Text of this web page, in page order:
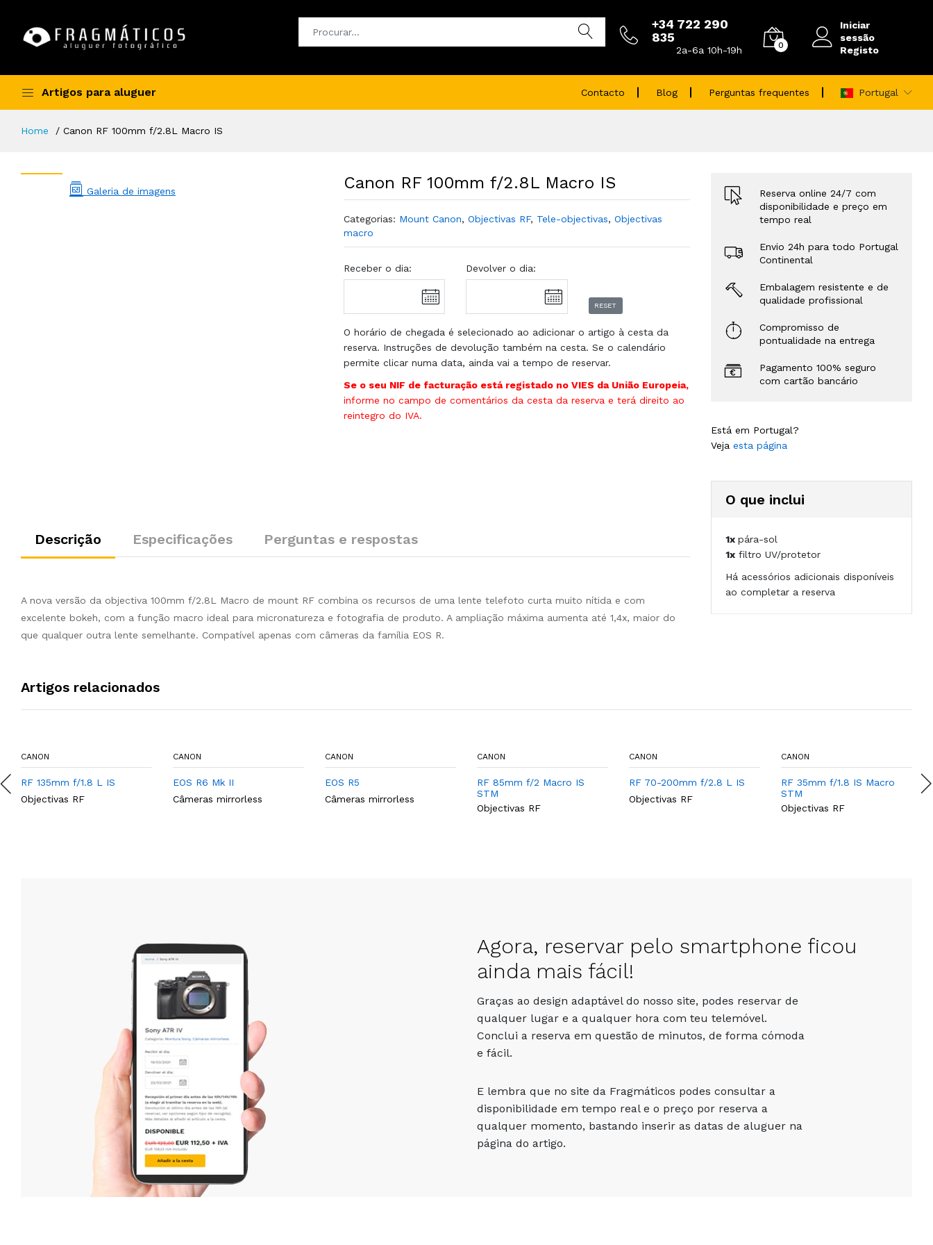
+34 722 290
835
2a-6a 10h-19h 0
Iniciar
sessão
Registo
Artigos para aluguer Contacto Blog Perguntas frequentes Portugal
Home Canon RF 100mm f/2.8L Macro IS
Galeria de imagens Canon RF 100mm f/2.8L Macro IS
Categorias: Mount Canon, Objectivas RF, Tele-objectivas, Objectivas
macro
Receber o dia: Devolver o dia:
RESET
O horário de chegada é selecionado ao adicionar o artigo à cesta da
reserva. Instruções de devolução também na cesta. Se o calendário
permite clicar numa data, ainda vai a tempo de reservar.
Se o seu NIF de facturação está registado no VIES da União Europeia,
informe no campo de comentários da cesta da reserva e terá direito ao
reintegro do IVA.
Descrição Especificações Perguntas e respostas
A nova versão da objectiva 100mm f/2.8L Macro de mount RF combina os recursos de uma lente telefoto curta muito nítida e com
excelente bokeh, com a função macro ideal para micronatureza e fotografia de produto. A ampliação máxima aumenta até 1,4x, maior do
que qualquer outra lente semelhante. Compatível apenas com câmeras da família EOS R.
Reserva online 24/7 com
disponibilidade e preço em
tempo real
Envio 24h para todo Portugal
Continental
Embalagem resistente e de
qualidade profissional
Compromisso de
pontualidade na entrega
Pagamento 100% seguro
com cartão bancário
Está em Portugal?
Veja esta página
O que inclui
1x pára-sol
1x filtro UV/protetor
Há acessórios adicionais disponíveis
ao completar a reserva
Artigos relacionados
CANON
RF 135mm f/1.8 L IS
Objectivas RF
CANON
EOS R6 Mk II
Câmeras mirrorless
CANON
EOS R5
Câmeras mirrorless
CANON
RF 85mm f/2 Macro IS
STM
Objectivas RF
CANON
RF 70-200mm f/2.8 L IS
Objectivas RF
CANON
RF 35mm f/1.8 IS Macro
STM
Objectivas RF
Agora, reservar pelo smartphone ficou
ainda mais fácil!
Graças ao design adaptável do nosso site, podes reservar de
qualquer lugar e a qualquer hora com teu telemóvel.
Conclui a reserva em questão de minutos, de forma cómoda
e fácil.
E lembra que no site da Fragmáticos podes consultar a
disponibilidade em tempo real e o preço por reserva a
qualquer momento, bastando inserir as datas de aluguer na
página do artigo.